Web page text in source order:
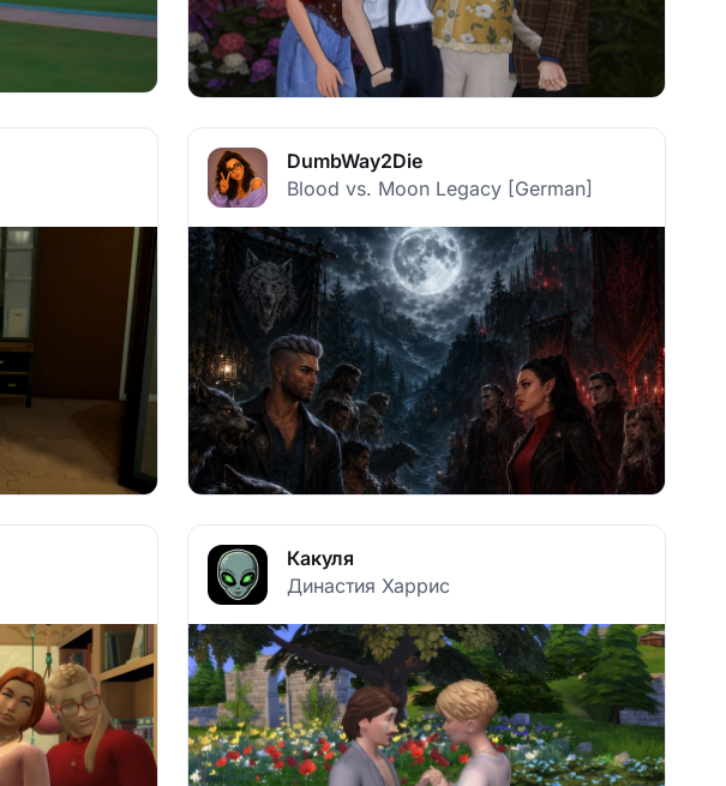
DumbWay2Die
Blood vs. Moon Legacy [German]
Какуля
Династия Харрис